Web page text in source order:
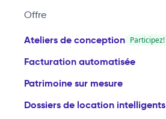
Offre
Ateliers de conception Participez!
Facturation automatisée
Patrimoine sur mesure
Dossiers de location intelligents